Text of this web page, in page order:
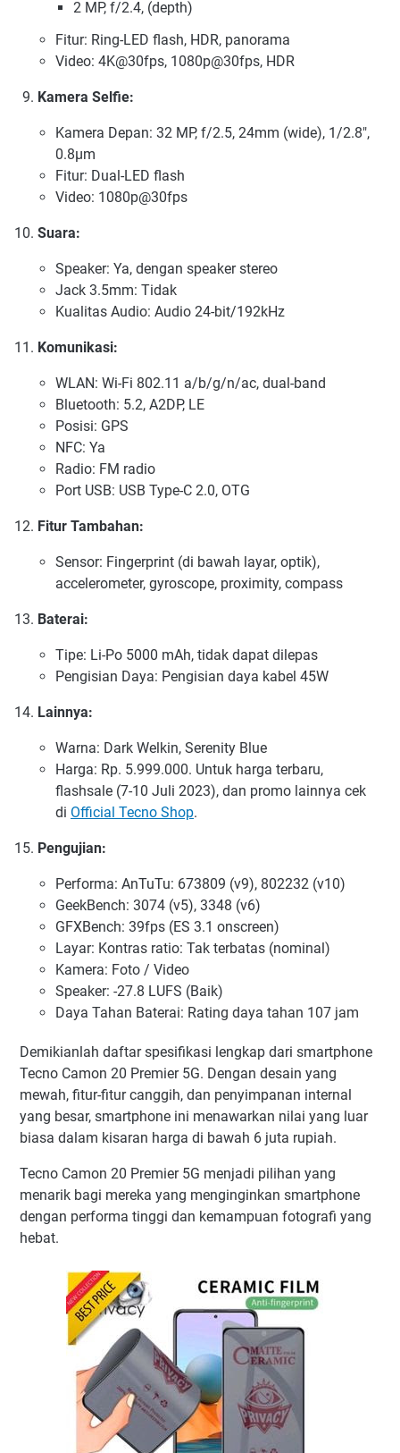
2 MP, f/2.4, (depth)
Fitur: Ring-LED flash, HDR, panorama
Video: 4K@30fps, 1080p@30fps, HDR
Kamera Selfie:
Kamera Depan: 32 MP, f/2.5, 24mm (wide), 1/2.8",
0.8µm
Fitur: Dual-LED flash
Video: 1080p@30fps
Suara:
Speaker: Ya, dengan speaker stereo
Jack 3.5mm: Tidak
Kualitas Audio: Audio 24-bit/192kHz
Komunikasi:
WLAN: Wi-Fi 802.11 a/b/g/n/ac, dual-band
Bluetooth: 5.2, A2DP, LE
Posisi: GPS
NFC: Ya
Radio: FM radio
Port USB: USB Type-C 2.0, OTG
Fitur Tambahan:
Sensor: Fingerprint (di bawah layar, optik),
accelerometer, gyroscope, proximity, compass
Baterai:
Tipe: Li-Po 5000 mAh, tidak dapat dilepas
Pengisian Daya: Pengisian daya kabel 45W
Lainnya:
Warna: Dark Welkin, Serenity Blue
Harga: Rp. 5.999.000. Untuk harga terbaru,
flashsale (7-10 Juli 2023), dan promo lainnya cek
di Official Tecno Shop.
Pengujian:
Performa: AnTuTu: 673809 (v9), 802232 (v10)
GeekBench: 3074 (v5), 3348 (v6)
GFXBench: 39fps (ES 3.1 onscreen)
Layar: Kontras ratio: Tak terbatas (nominal)
Kamera: Foto / Video
Speaker: -27.8 LUFS (Baik)
Daya Tahan Baterai: Rating daya tahan 107 jam
Demikianlah daftar spesifikasi lengkap dari smartphone
Tecno Camon 20 Premier 5G. Dengan desain yang
mewah, fitur-fitur canggih, dan penyimpanan internal
yang besar, smartphone ini menawarkan nilai yang luar
biasa dalam kisaran harga di bawah 6 juta rupiah.
Tecno Camon 20 Premier 5G menjadi pilihan yang
menarik bagi mereka yang menginginkan smartphone
dengan performa tinggi dan kemampuan fotografi yang
hebat.